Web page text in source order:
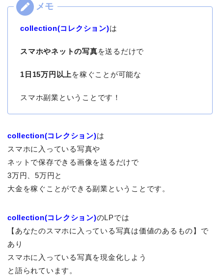
collection(コレクション)は
スマホやネットの写真を送るだけで
1日15万円以上 を稼ぐことが可能な
スマホ副業ということです！
collection(コレクション)は
スマホに入っている写真や
ネットで保存できる画像を送るだけで
3万円、5万円と
大金を稼ぐことができる副業ということです。
collection(コレクション)のLPでは
【あなたのスマホに入っている写真は価値のあるもの】で
あり
スマホに入っている写真を現金化しよう
と語られています。